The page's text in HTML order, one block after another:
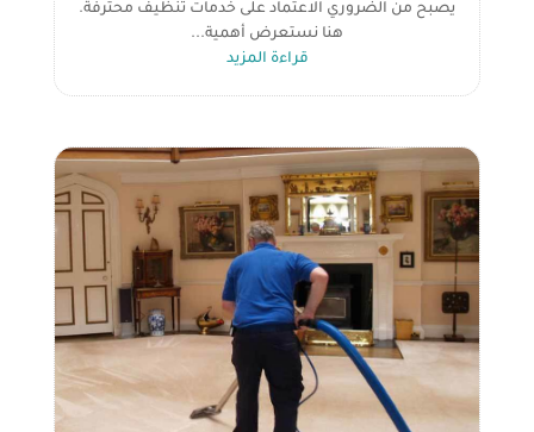
يصبح من الضروري الاعتماد على خدمات تنظيف محترفة.
هنا نستعرض أهمية...
قراءة المزيد